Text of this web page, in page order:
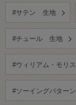
#サテン 生地
#チュール 生地
#ウィリアム・モリス
#ソーイングパターン